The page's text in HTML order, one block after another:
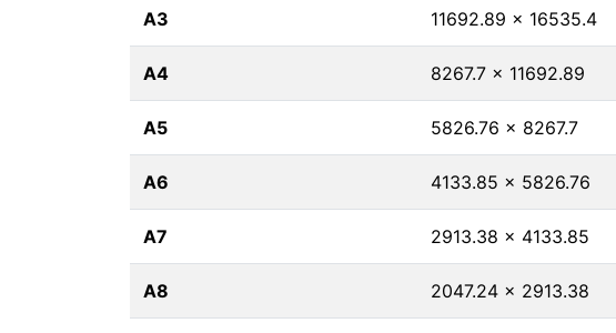
A3 11692.89 x 16535.4
A4 8267.7 x 11692.89
A5 5826.76 x 8267.7
A6 4133.85 x 5826.76
A7 2913.38 x 4133.85
A8 2047.24 x 2913.38